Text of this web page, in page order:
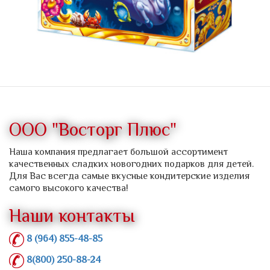
ООО "Восторг Плюс"
Наша компания предлагает большой ассортимент
качественных сладких новогодних подарков для детей.
Для Вас всегда самые вкусные кондитерские изделия
самого высокого качества!
Наши контакты
8 (964) 855-48-85
8(800) 250-88-24